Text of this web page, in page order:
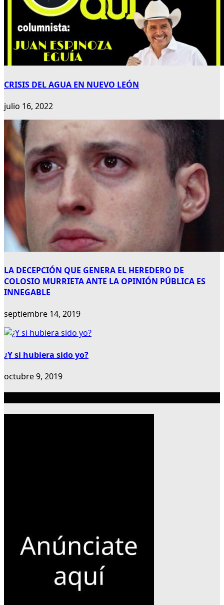
CRISIS DEL AGUA EN NUEVO LEÓN
julio 16, 2022
LA DECEPCIÓN QUE GENERA EL HEREDERO DE
COLOSIO MURRIETA ANTE LA OPINIÓN PÚBLICA ES
INNEGABLE
septiembre 14, 2019
¿Y si hubiera sido yo?
octubre 9, 2019